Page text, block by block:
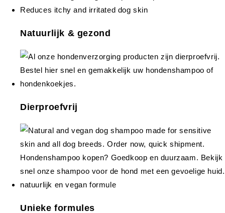
Natuurlijk & gezond
Dierproefvrij
Unieke formules